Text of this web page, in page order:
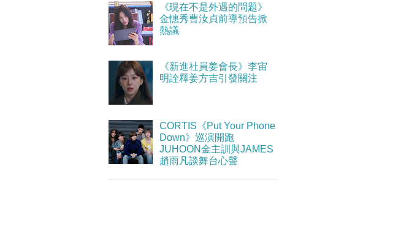
《現在不是外遇的問題》
金憓秀曹汝貞前導預告掀
熱議
《新進社員姜會長》李宙
明詮釋姜方吉引發關注
CORTIS《Put Your Phone
Down》巡演開跑
JUHOON金主訓與JAMES
趙雨凡談舞台心聲